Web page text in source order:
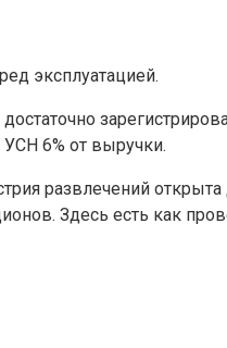
эксплуатацией.
6% от выручки.
развлечений
Здесь есть как